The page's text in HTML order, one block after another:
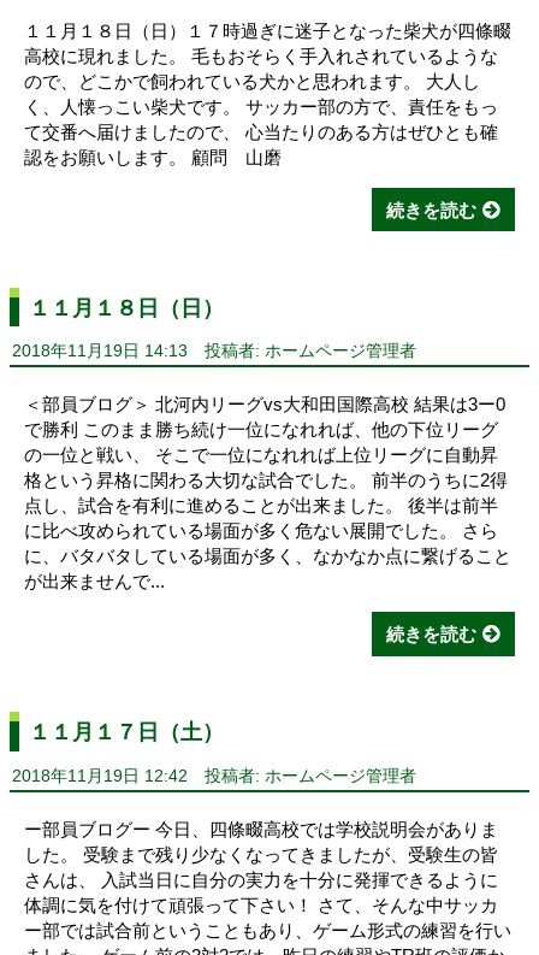
１１月１８日（日）１７時過ぎに迷子となった柴犬が四條畷
高校に現れました。 毛もおそらく手入れされているような
ので、どこかで飼われている犬かと思われます。 大人し
く、人懐っこい柴犬です。 サッカー部の方で、責任をもっ
て交番へ届けましたので、 心当たりのある方はぜひとも確
認をお願いします。 顧問 山磨
続きを読む
１１月１８日（日）
2018年11月19日 14:13 投稿者: ホームページ管理者
＜部員ブログ＞ 北河内リーグvs大和田国際高校 結果は3ー0
で勝利 このまま勝ち続け一位になれれば、他の下位リーグ
の一位と戦い、 そこで一位になれれば上位リーグに自動昇
格という昇格に関わる大切な試合でした。 前半のうちに2得
点し、試合を有利に進めることが出来ました。 後半は前半
に比べ攻められている場面が多く危ない展開でした。 さら
に、バタバタしている場面が多く、なかなか点に繋げること
が出来ませんで...
続きを読む
１１月１７日（土）
2018年11月19日 12:42 投稿者: ホームページ管理者
ー部員ブログー 今日、四條畷高校では学校説明会がありま
した。 受験まで残り少なくなってきましたが、受験生の皆
さんは、 入試当日に自分の実力を十分に発揮できるように
体調に気を付けて頑張って下さい！ さて、そんな中サッカ
ー部では試合前ということもあり、ゲーム形式の練習を行い